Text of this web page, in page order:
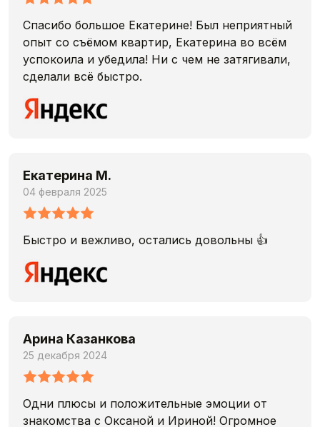
Спасибо большое Екатерине! Был неприятный
опыт со съёмом квартир, Екатерина во всём
успокоила и убедила! Ни с чем не затягивали,
сделали всё быстро.
Екатерина М.
04 февраля 2025
Быстро и вежливо, остались довольны 👍
Арина Казанкова
25 декабря 2024
Одни плюсы и положительные эмоции от
знакомства с Оксаной и Ириной! Огромное